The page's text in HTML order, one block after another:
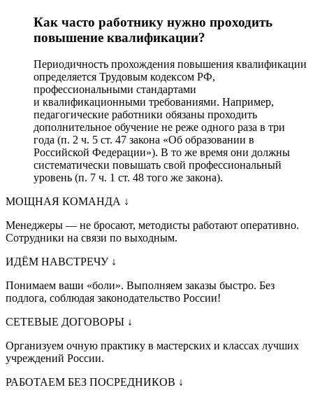
Как часто работнику нужно проходить
повышение квалификации?
Периодичность прохождения повышения квалификации
определяется Трудовым кодексом РФ,
профессиональными стандартами
и квалификационными требованиями. Например,
педагогические работники обязаны проходить
дополнительное обучение не реже одного раза в три
года (п. 2 ч. 5 ст. 47 закона «Об образовании в
Российской Федерации»). В то же время они должны
систематически повышать свой профессиональный
уровень (п. 7 ч. 1 ст. 48 того же закона).
МОЩНАЯ КОМАНДА ↓
Менеджеры — не бросают, методисты работают оперативно.
Сотрудники на связи по выходным.
ИДЁМ НАВСТРЕЧУ ↓
Понимаем ваши «боли». Выполняем заказы быстро. Без
подлога, соблюдая законодательство России!
СЕТЕВЫЕ ДОГОВОРЫ ↓
Организуем очную практику в мастерских и классах лучших
учреждений России.
РАБОТАЕМ БЕЗ ПОСРЕДНИКОВ ↓